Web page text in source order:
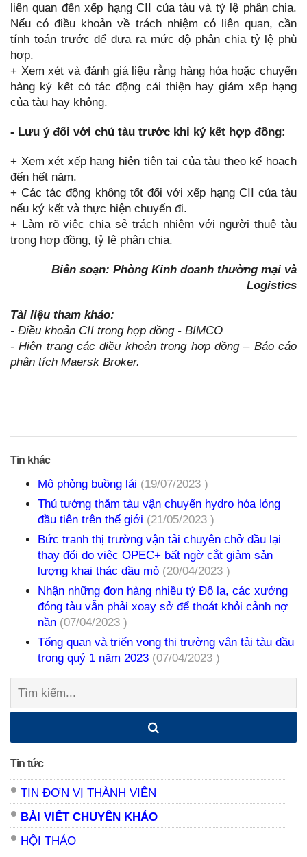
liên quan đến xếp hạng CII của tàu và tỷ lệ phân chia.
Nếu có điều khoản về trách nhiệm có liên quan, cần
tính toán trước để đưa ra mức độ phân chia tỷ lệ phù
hợp.
+ Xem xét và đánh giá liệu rằng hàng hóa hoặc chuyến
hàng ký kết có tác động cải thiện hay giảm xếp hạng
của tàu hay không.
- Lưu ý đối với chủ tàu trước khi ký kết hợp đồng:
+ Xem xét xếp hạng hiện tiện tại của tàu theo kế hoạch
đến hết năm.
+ Các tác động không tốt đối với xếp hạng CII của tàu
nếu ký kết và thực hiện chuyến đi.
+ Làm rõ việc chia sẻ trách nhiệm với người thuê tàu
trong hợp đồng, tỷ lệ phân chia.
Biên soạn: Phòng Kinh doanh thường mại và
Logistics
Tài liệu tham khảo:
- Điều khoản CII trong hợp đồng - BIMCO
- Hiện trạng các điều khoản trong hợp đồng – Báo cáo
phân tích Maersk Broker.
Tin khác
Mô phỏng buồng lái (19/07/2023 )
Thủ tướng thăm tàu vận chuyển hydro hóa lỏng
đầu tiên trên thế giới (21/05/2023 )
Bức tranh thị trường vận tải chuyên chở dầu lại
thay đổi do việc OPEC+ bất ngờ cắt giảm sản
lượng khai thác dầu mỏ (20/04/2023 )
Nhận những đơn hàng nhiều tỷ Đô la, các xưởng
đóng tàu vẫn phải xoay sở để thoát khỏi cảnh nợ
nần (07/04/2023 )
Tổng quan và triển vọng thị trường vận tải tàu dầu
trong quý 1 năm 2023 (07/04/2023 )
Tìm
Tin tức
TIN ĐƠN VỊ THÀNH VIÊN
BÀI VIẾT CHUYÊN KHẢO
HỘI THẢO